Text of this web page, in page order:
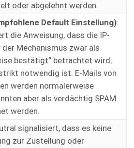
oder abgelehnt werden.
Default Einstellung):
die Anweisung, dass die IP-
Mechanismus zwar als
bestätigt“ betrachtet wird,
notwendig ist. E-Mails von
werden normalerweise
aber als verdächtig SPAM
werden.
signalisiert, dass es keine
zur Zustellung oder